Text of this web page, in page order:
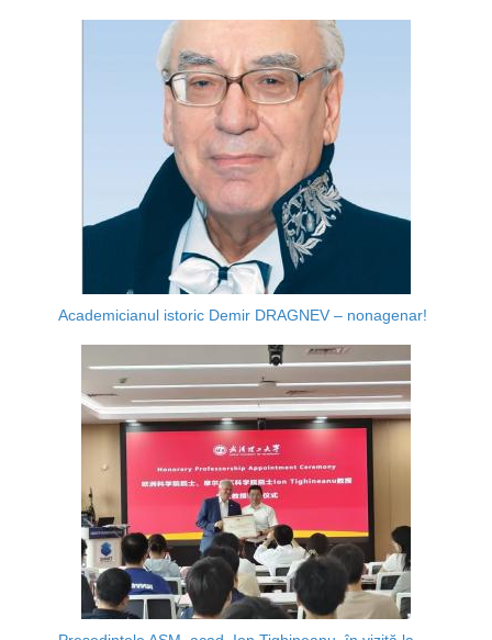
Academicianul istoric Demir DRAGNEV – nonagenar!